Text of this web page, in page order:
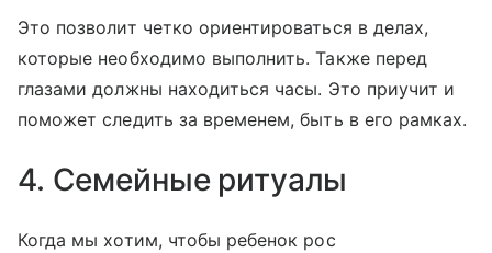
Это позволит четко ориентироваться в делах,
которые необходимо выполнить. Также перед
глазами должны находиться часы. Это приучит и
поможет следить за временем, быть в его рамках.
4. Семейные ритуалы
Когда мы хотим, чтобы ребенок рос